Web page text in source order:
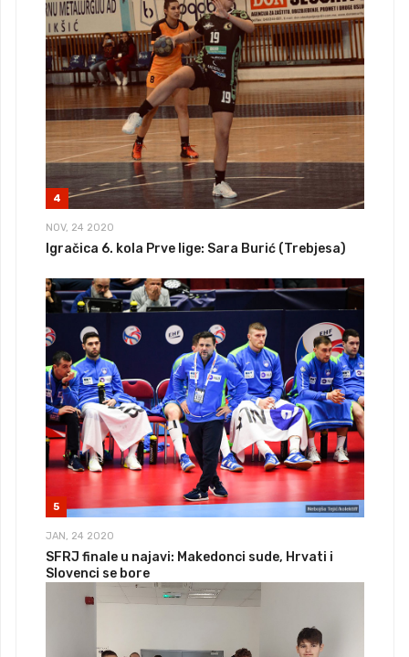
4
NOV, 24 2020
Igračica 6. kola Prve lige: Sara Burić (Trebjesa)
5
JAN, 24 2020
SFRJ finale u najavi: Makedonci sude, Hrvati i
Slovenci se bore